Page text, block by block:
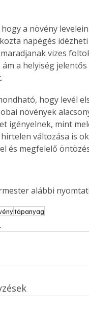
vagy
Bárhol,
élve
az
A
a növény
napégés
vizes
a helyiség
hogy levél
növények
igényelnek, mint
változása is
és megfelelő
alábbi
tápanyag